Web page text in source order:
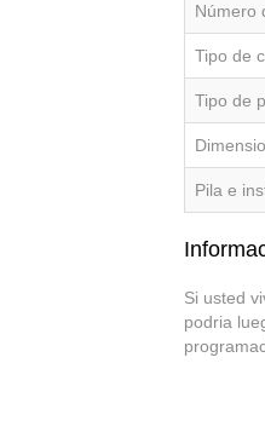
Número
Tipo de
Tipo de
Pila e
Si usted
podria